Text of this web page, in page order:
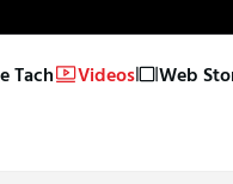
Tach Videos Web